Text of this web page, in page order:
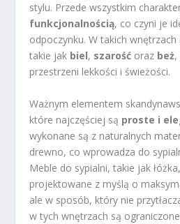
stylu. Przede wszystkim
funkcjonalnością, co czyni je
odpoczynku. W takich
takie jak biel, szarość oraz beż,
przestrzeni lekkości i świeżości.
Ważnym elementem
które najczęściej są proste i
wykonane są z naturalnych
drewno, co wprowadza do
Meble do sypialni, takie jak
projektowane z myślą o
ale w sposób, który nie
w tych wnętrzach są